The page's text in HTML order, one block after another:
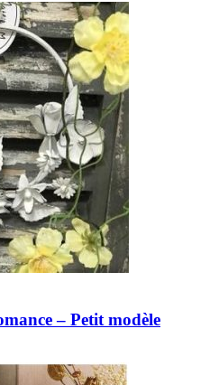
– Petit modèle